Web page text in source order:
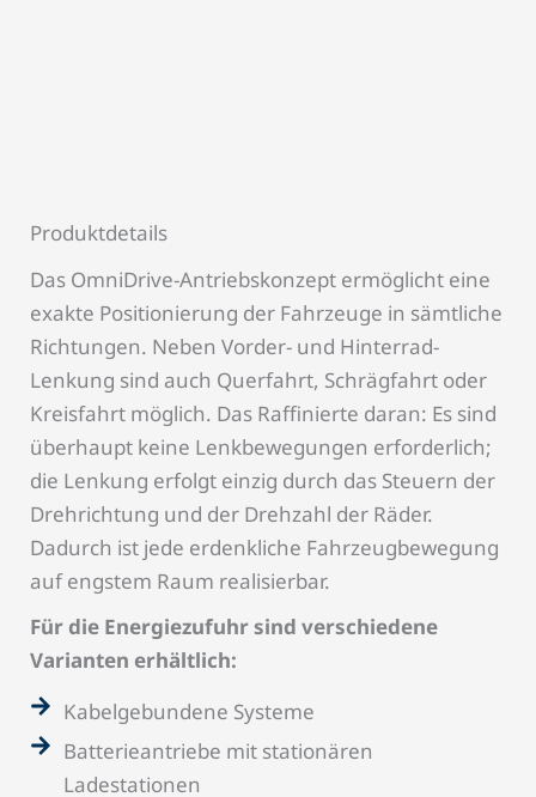
Produktdetails
Das OmniDrive-Antriebskonzept ermöglicht eine
exakte Positionierung der Fahrzeuge in sämtliche
Richtungen. Neben Vorder- und Hinterrad-
Lenkung sind auch Querfahrt, Schrägfahrt oder
Kreisfahrt möglich. Das Raffinierte daran: Es sind
überhaupt keine Lenkbewegungen erforderlich;
die Lenkung erfolgt einzig durch das Steuern der
Drehrichtung und der Drehzahl der Räder.
Dadurch ist jede erdenkliche Fahrzeugbewegung
auf engstem Raum realisierbar.
Für die Energiezufuhr sind verschiedene
Varianten erhältlich:
Kabelgebundene Systeme
Batterieantriebe mit stationären
Ladestationen